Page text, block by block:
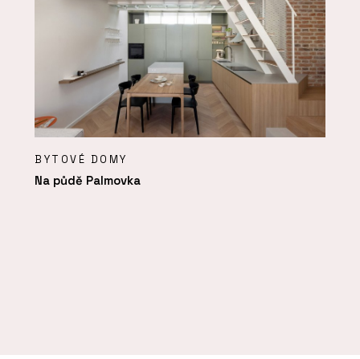
BYTOVÉ DOMY
Na půdě Palmovka